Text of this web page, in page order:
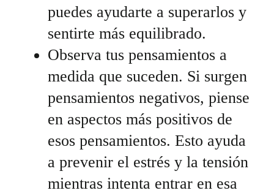
puedes ayudarte a superarlos y
sentirte más equilibrado.
Observa tus pensamientos a
medida que suceden. Si surgen
pensamientos negativos, piense
en aspectos más positivos de
esos pensamientos. Esto ayuda
a prevenir el estrés y la tensión
mientras intenta entrar en esa